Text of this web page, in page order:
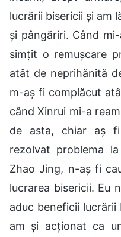
lucrării bisericii și am
și pângăriri. Când
simțit o remușcare
atât de neprihănită
m-aș fi complăcut
când Xinrui mi-a
de asta, chiar aș fi
rezolvat problema
Zhao Jing, n-aș fi
lucrarea bisericii. Eu
aduc beneficii
am și acționat ca